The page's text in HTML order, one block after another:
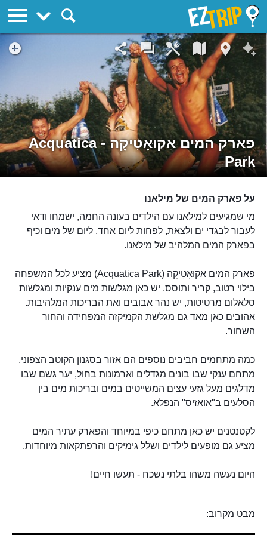
פארק המים אַקוּאָטִיקָה - Acquatica
Park
על פארק המים של מילאנו
מי שמגיעים למילאנו עם הילדים בעונה החמה, ישמחו ודאי
לעבור לבגדי ים ולצאת, לפחות ליום אחד, ליום של מים וכיף
בפארק המים המלהיב של מילאנו.
פארק המים אַקוּאָטִיקָה (Acquatica Park) מציע לכל המשפחה
בילוי רטוב, קריר ותוסס. יש כאן מגלשות מים ענקיות ומגלשות
סלאלום מרטיטות, יש נהר אבובים ואת הבריכות המלהיבות.
אהובים כאן מאד גם מגלשת הקמיקזה המפחידה והחור
השחור.
כמה מתחמים חביבים נוספים הם אזור בסגנון הקוטב הצפוני,
מתחם ענקי שבו בונים מגדלים וארמונות בחול, יער גשם שבו
מדלגים מעל גזעי עצים המשייטים במים ובריכות מים בין
הסלעים ב"אואזיס" הנפלא.
לקטנטנים יש כאן מתחם כיפי במיוחד והפארק עתיר המים
מציע גם מופעים לילדים ושלל גימיקים והרפתקאות מיוחדות.
היום נעשה משהו בלתי נשכח - תעשו חיים!
מבט מקרוב:
EZTrip